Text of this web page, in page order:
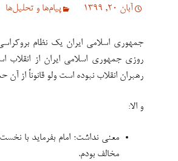
آبان 20, 1399 پیام‌ها و تحلیل‌ها
جمهوری اسلامی ایران یک نظام
روزی جمهوری اسلامی ایران از انقلاب
رهبران انقلاب نبوده است ولو قانوناً از آن
و الا:
معنی نداشت؛ امام بفرماید با
مخالف بودم.